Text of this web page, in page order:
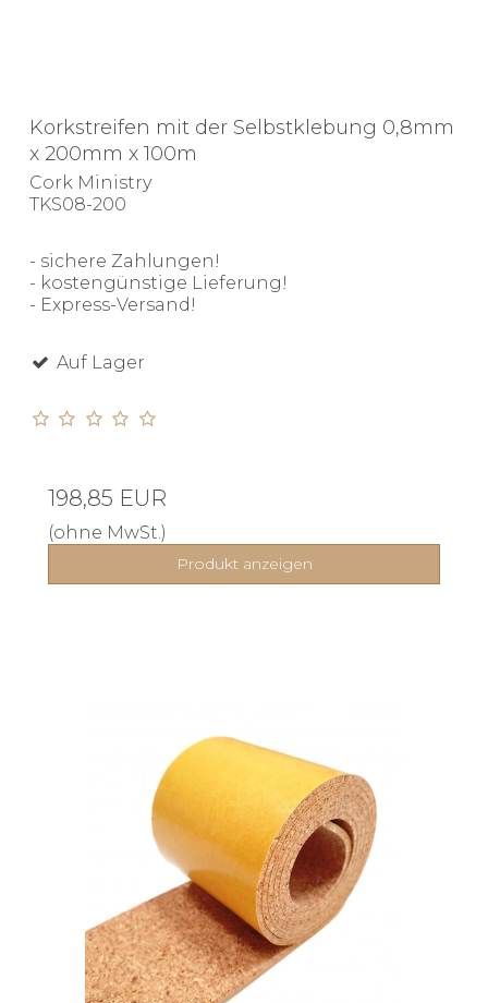
Korkstreifen mit der Selbstklebung 0,8mm
x 200mm x 100m
Cork Ministry
TKS08-200
- sichere Zahlungen!
- kostengünstige Lieferung!
- Express-Versand!
Auf Lager
198,85 EUR
(ohne MwSt.)
Produkt anzeigen